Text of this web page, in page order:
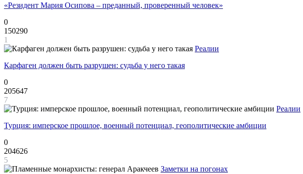
«Резидент Мария Осипова – преданный, проверенный человек»
0
150290
1
Реалии
Карфаген должен быть разрушен: судьба у него такая
0
205647
7
Реалии
Турция: имперское прошлое, военный потенциал, геополитические амбиции
0
204626
5
Заметки на погонах